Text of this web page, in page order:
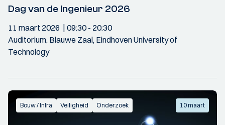
Dag van de Ingenieur 2026
11 maart 2026 09:30- 20:30
Auditorium, Blauwe Zaal, Eindhoven University of
Technology
Bouw / Infra Veiligheid Onderzoek 10 maart